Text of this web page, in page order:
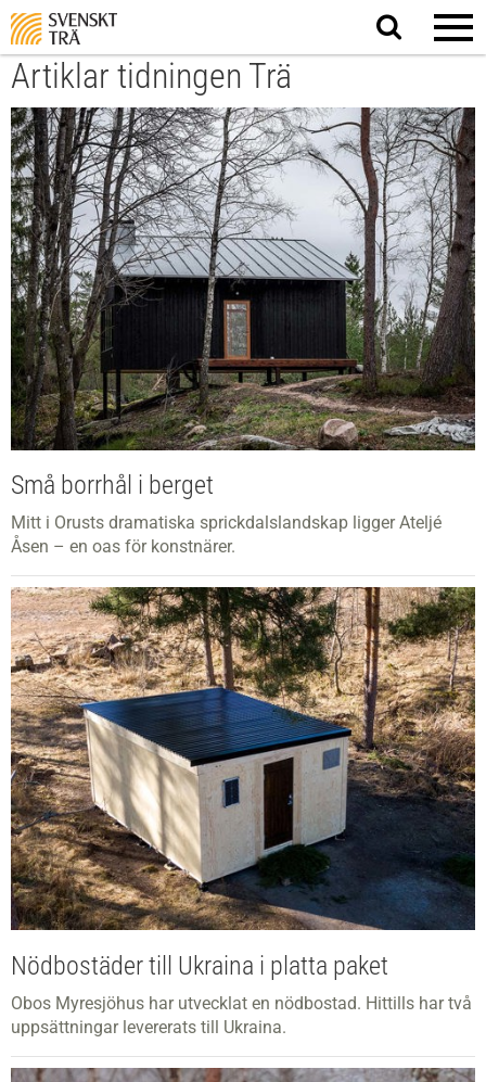
Sök
på
Artiklar tidningen Trä
Små borrhål i berget
Mitt i Orusts dramatiska sprickdalslandskap ligger Ateljé
Åsen – en oas för konstnärer.
Nödbostäder till Ukraina i platta paket
Obos Myresjöhus har utvecklat en nödbostad. Hittills har två
uppsättningar levererats till Ukraina.